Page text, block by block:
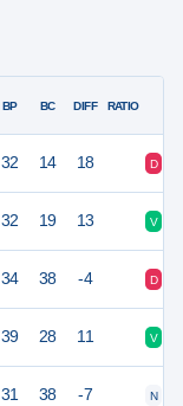
BP BC DIFF RATIO
32 14 18 D
32 19 13 V
34 38 -4 D
39 28 11 V
31 38 -7 N